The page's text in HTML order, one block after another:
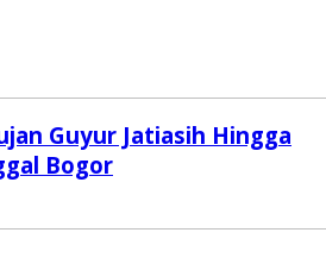
Guyur Jatiasih Hingga
Bogor